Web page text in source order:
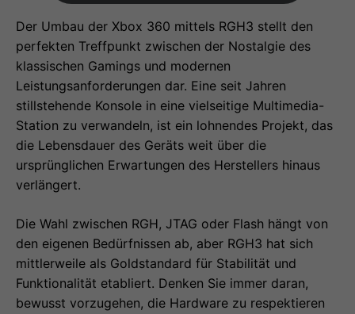
Der Umbau der Xbox 360 mittels RGH3 stellt den
perfekten Treffpunkt zwischen der Nostalgie des
klassischen Gamings und modernen
Leistungsanforderungen dar. Eine seit Jahren
stillstehende Konsole in eine vielseitige Multimedia-
Station zu verwandeln, ist ein lohnendes Projekt, das
die Lebensdauer des Geräts weit über die
ursprünglichen Erwartungen des Herstellers hinaus
verlängert.
Die Wahl zwischen RGH, JTAG oder Flash hängt von
den eigenen Bedürfnissen ab, aber RGH3 hat sich
mittlerweile als Goldstandard für Stabilität und
Funktionalität etabliert. Denken Sie immer daran,
bewusst vorzugehen, die Hardware zu respektieren